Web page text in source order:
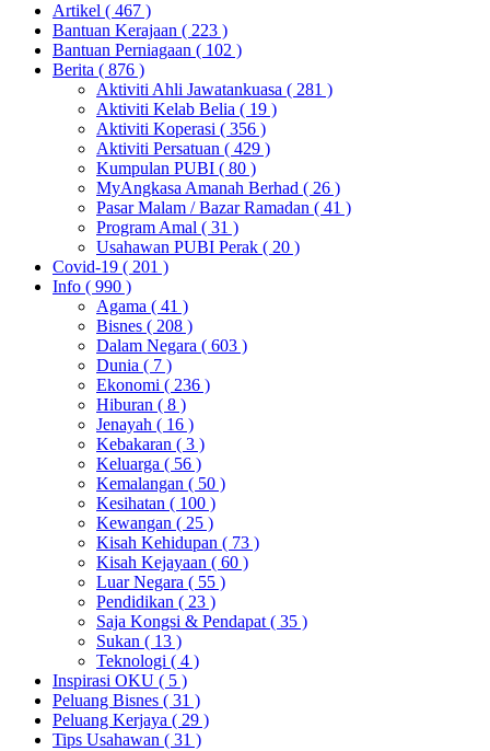
Artikel ( 467 )
Bantuan Kerajaan ( 223 )
Bantuan Perniagaan ( 102 )
Berita ( 876 )
Aktiviti Ahli Jawatankuasa ( 281 )
Aktiviti Kelab Belia ( 19 )
Aktiviti Koperasi ( 356 )
Aktiviti Persatuan ( 429 )
Kumpulan PUBI ( 80 )
MyAngkasa Amanah Berhad ( 26 )
Pasar Malam / Bazar Ramadan ( 41 )
Program Amal ( 31 )
Usahawan PUBI Perak ( 20 )
Covid-19 ( 201 )
Info ( 990 )
Agama ( 41 )
Bisnes ( 208 )
Dalam Negara ( 603 )
Dunia ( 7 )
Ekonomi ( 236 )
Hiburan ( 8 )
Jenayah ( 16 )
Kebakaran ( 3 )
Keluarga ( 56 )
Kemalangan ( 50 )
Kesihatan ( 100 )
Kewangan ( 25 )
Kisah Kehidupan ( 73 )
Kisah Kejayaan ( 60 )
Luar Negara ( 55 )
Pendidikan ( 23 )
Saja Kongsi & Pendapat( 35 )
Sukan ( 13 )
Teknologi ( 4 )
Inspirasi OKU ( 5 )
Peluang Bisnes ( 31 )
Peluang Kerjaya ( 29 )
Tips Usahawan ( 31 )